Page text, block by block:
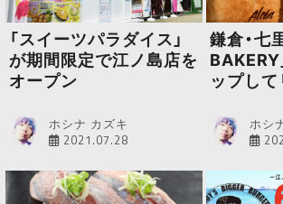
「スイーツパラダイス」
が期間限定で江ノ島店を
オープン
ホシナ カズキ
2021.07.28
鎌倉・七
BAKERY
ップし
ホシ